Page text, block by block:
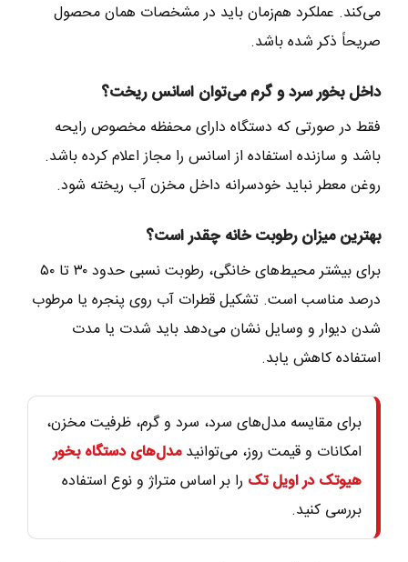
می‌کند. عملکرد هم‌زمان باید در مشخصات همان محصول
صریحاً ذکر شده باشد.
داخل بخور سرد و گرم می‌توان اسانس ریخت؟
فقط در صورتی که دستگاه دارای محفظه مخصوص رایحه
باشد و سازنده استفاده از اسانس را مجاز اعلام کرده باشد.
روغن معطر نباید خودسرانه داخل مخزن آب ریخته شود.
بهترین میزان رطوبت خانه چقدر است؟
برای بیشتر محیط‌های خانگی، رطوبت نسبی حدود ۳۰ تا ۵۰
درصد مناسب است. تشکیل قطرات آب روی پنجره یا مرطوب
شدن دیوار و وسایل نشان می‌دهد باید شدت یا مدت
استفاده کاهش یابد.
برای مقایسه مدل‌های سرد، سرد و گرم، ظرفیت مخزن،
امکانات و قیمت روز، می‌توانیدمدل‌های دستگاه بخور
هیوتک در اویل تک را بر اساس متراژ و نوع استفاده
بررسی کنید.